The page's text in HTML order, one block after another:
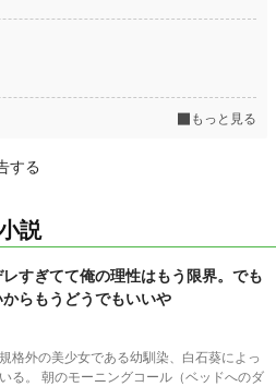
もっと見る
する
説
すぎてて俺の理性はもう限界。でも
らもうどうでもいいや
格外の美少女である幼馴染、白石葵によっ
ッドへのダ